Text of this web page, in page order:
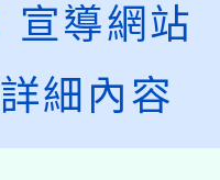
宣導網站
詳細內容